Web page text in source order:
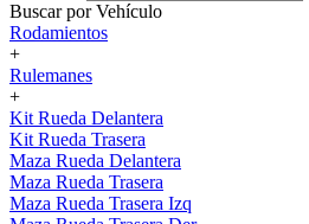
Buscar por Vehículo
Rodamientos
+
Rulemanes
+
Kit Rueda Delantera
Kit Rueda Trasera
Maza Rueda Delantera
Maza Rueda Trasera
Maza Rueda Trasera Izq